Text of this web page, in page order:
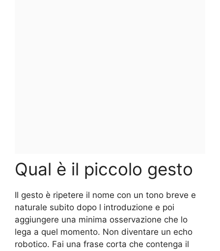
Qual è il piccolo gesto
Il gesto è ripetere il nome con un tono breve e
naturale subito dopo l introduzione e poi
aggiungere una minima osservazione che lo
lega a quel momento. Non diventare un echo
robotico. Fai una frase corta che contenga il